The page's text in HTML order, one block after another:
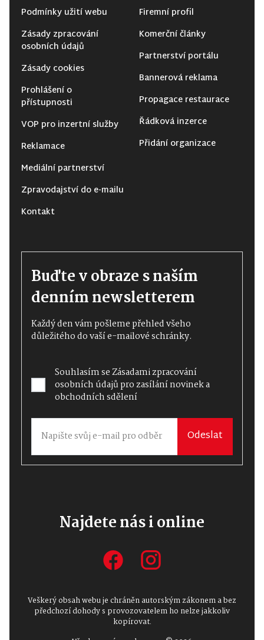
Podmínky užití webu
Zásady zpracování
osobních údajů
Zásady cookies
Prohlášení o
přístupnosti
VOP pro inzertní služby
Reklamace
Mediální partnerství
Zpravodajství do e-mailu
Kontakt
Firemní profil
Komerční články
Partnerství portálu
Bannerová reklama
Propagace restaurace
Řádková inzerce
Přidání organizace
Buďte v obraze s naším
denním newsletterem
Každý den vám pošleme přehled všeho
důležitého do vaší e-mailové schránky.
Souhlasím seZásadami zpracování
osobních údajůpro zasílání novinek a
obchodních sdělení
Odeslat
Najdete nás i online
Veškerý obsah webu je chráněn autorským zákonem a bez
předchozí dohody s provozovatelem ho nelze jakkoliv
kopírovat.